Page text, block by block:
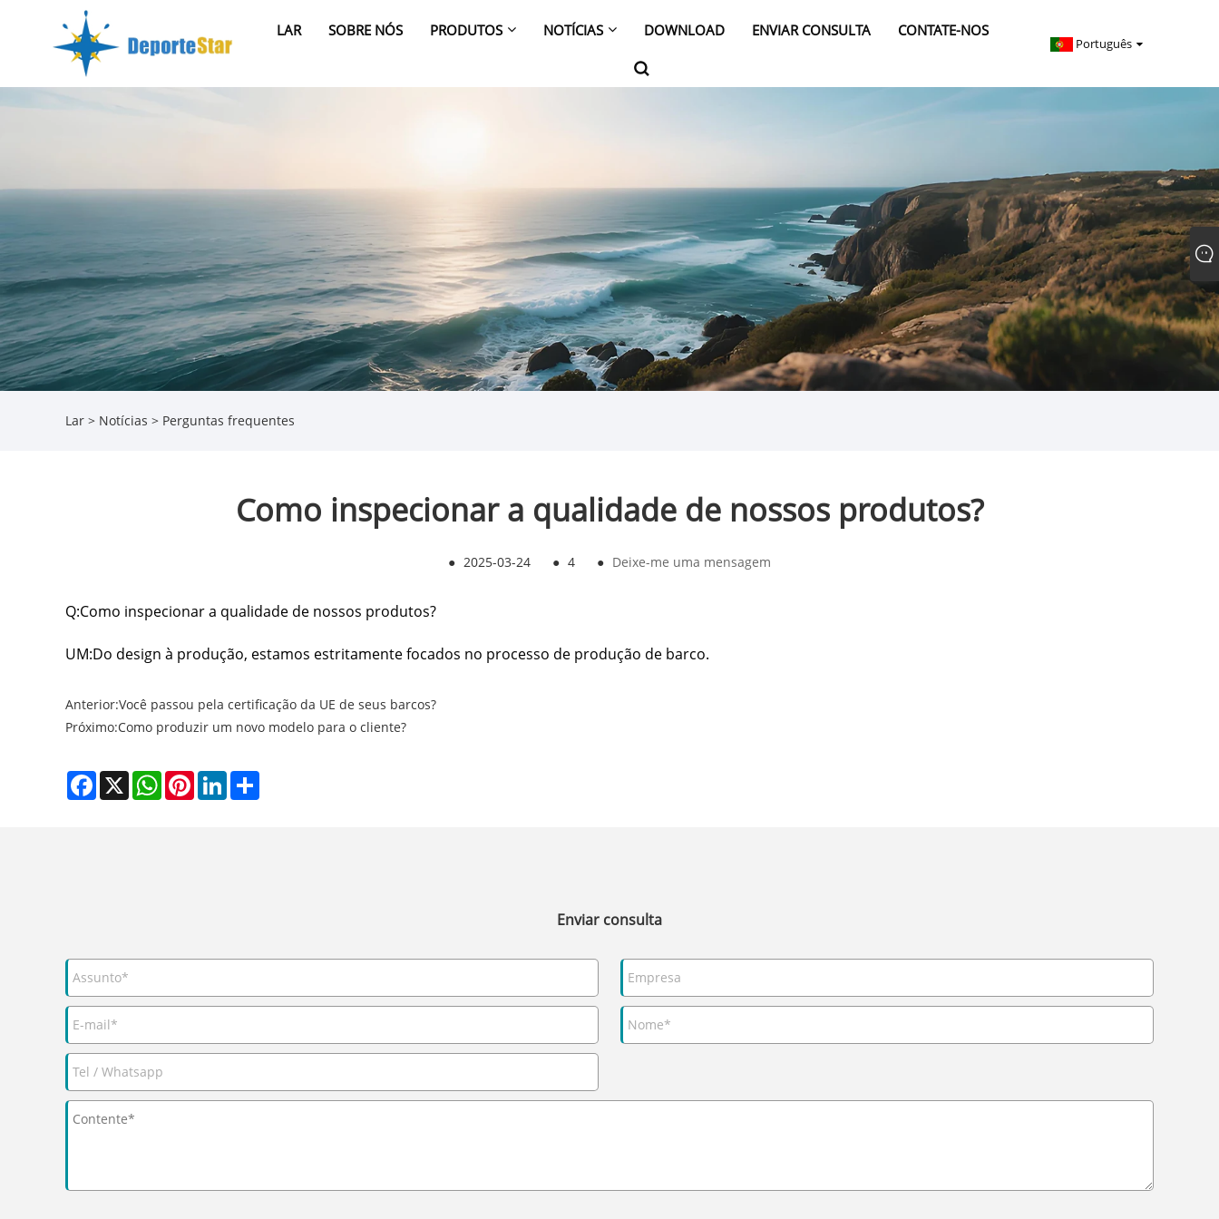
LAR SOBRE NÓS PRODUTOS NOTÍCIAS DOWNLOAD ENVIAR CONSULTA CONTATE-NOS
Português
Lar > Notícias > Perguntas frequentes
Como inspecionar a qualidade de nossos produtos?
● 2025-03-24 ● 4 ● Deixe-me uma mensagem
Q:Como inspecionar a qualidade de nossos produtos?
UM:Do design à produção, estamos estritamente focados no processo de produção de barco.
Anterior:Você passou pela certificação da UE de seus barcos?
Próximo:Como produzir um novo modelo para o cliente?
Facebook
X WhatsAppPinterestLinkedIn
Enviar consulta